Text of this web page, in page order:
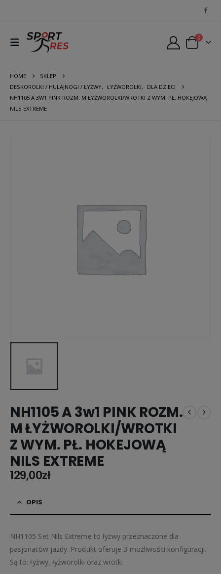
0
HOME
SKLEP
DESKOROLKI / HULAJNOGI / ŁYŻWY, ŁYŻWOROLKI,
DLA DZIECI
NH1105 A 3W1 PINK ROZM. M ŁYŻWOROLKI/WROTKI Z WYM. PŁ. HOKEJOWĄ
NILS EXTREME
NH1105 A 3w1 PINK ROZM.
M ŁYŻWOROLKI/WROTKI
Z WYM. PŁ. HOKEJOWĄ
NILS EXTREME
129,00zł
OPIS
NH1105 Set Nils Extreme to łyżwy przeznaczone dla
pasjonatów jazdy. Produkt oferuje 3 możliwości konfiguracji.
Są to: łyżwy, łyżworolki oraz wrotki.